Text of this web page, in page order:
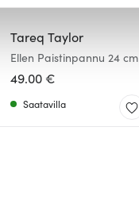
tietoja siitä,
Tareq Taylor
Ellen Paistinpannu 24 cm
49.00 €
Saatavilla